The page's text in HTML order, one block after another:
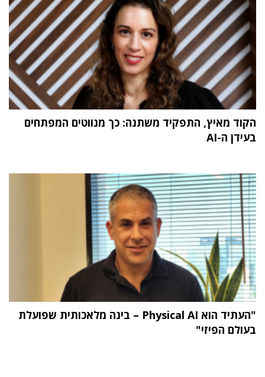
הקוד מאיץ, התפקיד משתנה: כך מנווטים המפתחים
בעידן ה-AI
"העתיד הוא Physical AI – בינה מלאכותית שפועלת
בעולם הפיזי"